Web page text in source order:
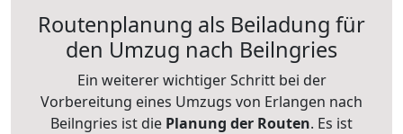
Routenplanung als Beiladung für
den Umzug nach Beilngries
Ein weiterer wichtiger Schritt bei der
Vorbereitung eines Umzugs von Erlangen nach
Beilngries ist die Planung der Routen. Es ist